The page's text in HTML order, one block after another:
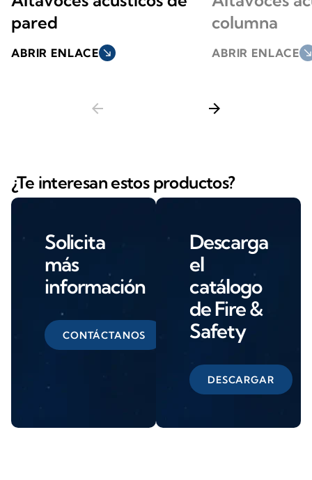
pared
ABRIR ENLACE south_east
columna
ABRIR ENLACE
arrow_back arrow_forward
¿Te interesan estos productos?
Solicita
más
información
CONTÁCTANOS
Descarga
el
catálogo
de Fire &
Safety
DESCARGAR